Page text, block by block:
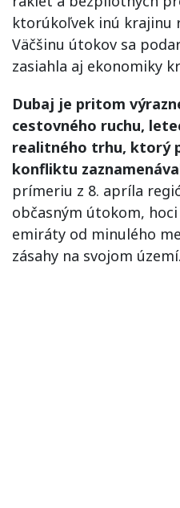
ktorúkoľvek inú krajinu
Väčšinu útokov sa
zasiahla aj ekonomiky
Dubaj je pritom
cestovného ruchu,
realitného trhu, ktorý
konfliktu
prímeriu z 8. apríla
občasným útokom,
emiráty od minulého
zásahy na svojom území.